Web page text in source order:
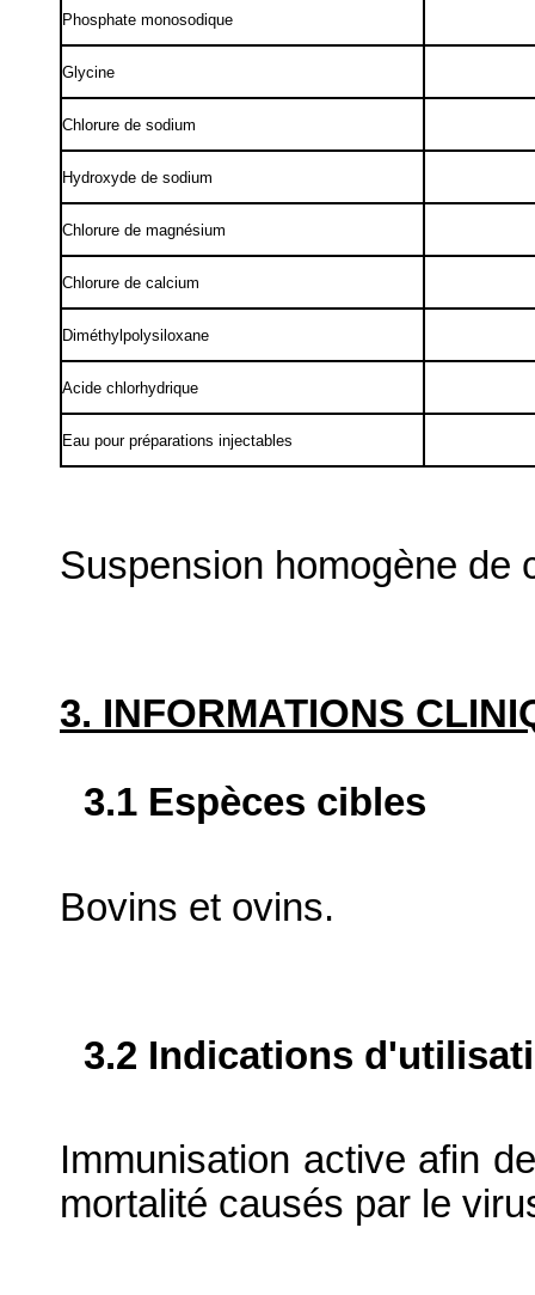
Phosphate monosodique
Glycine
Chlorure de sodium
Hydroxyde de sodium
Chlorure de magnésium
Chlorure de calcium
Diméthylpolysiloxane
Acide chlorhydrique
Eau pour préparations injectables
Suspension homogène de
3. INFORMATIONS
3.1 Espèces cibles
Bovins et ovins.
3.2 Indications
Immunisation active afin
mortalité causés par le